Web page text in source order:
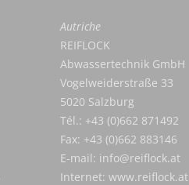
Autriche
REIFLOCK
Abwassertechnik GmbH
Vogelweiderstraße 33
5020 Salzburg
Tél.: +43 (0)662 871492
Fax: +43 (0)662 883146
E-mail: info@reiflock.at
Internet: www.reiflock.at